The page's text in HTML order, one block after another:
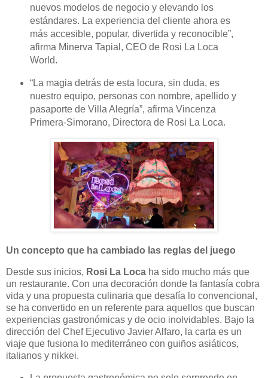
nuevos modelos de negocio y elevando los
estándares. La experiencia del cliente ahora es
más accesible, popular, divertida y reconocible”,
afirma Minerva Tapial, CEO de Rosi La Loca
World.
“La magia detrás de esta locura, sin duda, es
nuestro equipo, personas con nombre, apellido y
pasaporte de Villa Alegría”, afirma Vincenza
Primera-Simorano, Directora de Rosi La Loca.
Un concepto que ha cambiado las reglas del juego
Desde sus inicios, Rosi La Loca ha sido mucho más que
un restaurante. Con una decoración donde la fantasía cobra
vida y una propuesta culinaria que desafía lo convencional,
se ha convertido en un referente para aquellos que buscan
experiencias gastronómicas y de ocio inolvidables. Bajo la
dirección del Chef Ejecutivo Javier Alfaro, la carta es un
viaje que fusiona lo mediterráneo con guiños asiáticos,
italianos y nikkei.